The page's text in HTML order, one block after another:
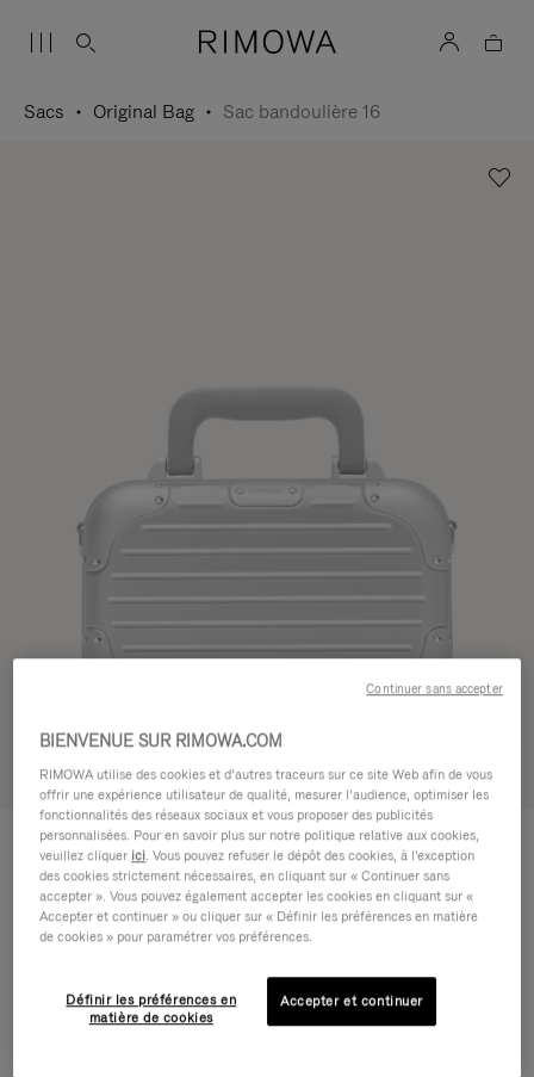
Sacs Original Bag Sac bandoulière 16
Voir en 3D
ORIGINAL BAG - ALUMINIUM
Sac bandoulière 16 1.700,00 €
Taille
Sac bandoulière 16 16.3 x 23.5 x 8.8 cm
Argent
BIENVENUE SUR RIMOWA.COM
RIMOWA utilise des cookies et d’autres traceurs sur ce site Web afin de vous
offrir une expérience utilisateur de qualité, mesurer l’audience, optimiser les
fonctionnalités des réseaux sociaux et vous proposer des publicités
personnalisées. Pour en savoir plus sur notre politique relative aux cookies,
veuillez cliquer ici. Vous pouvez refuser le dépôt des cookies, à l'exception
des cookies strictement nécessaires, en cliquant sur « Continuer sans
accepter ». Vous pouvez également accepter les cookies en cliquant sur «
Accepter et continuer » ou cliquer sur « Définir les préférences en matière
de cookies » pour paramétrer vos préférences.
Définir les préférences en
matière de cookies
Accepter et continuer
Continuer sans accepter